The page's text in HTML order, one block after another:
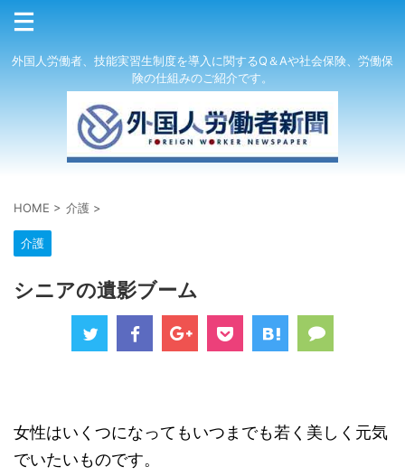
外国人労働者、技能実習生制度を導入に関するQ＆Aや社会保険、労働保
険の仕組みのご紹介です。
HOME > 介護 >
介護
シニアの遺影ブーム
女性はいくつになってもいつまでも若く美しく元気
でいたいものです。